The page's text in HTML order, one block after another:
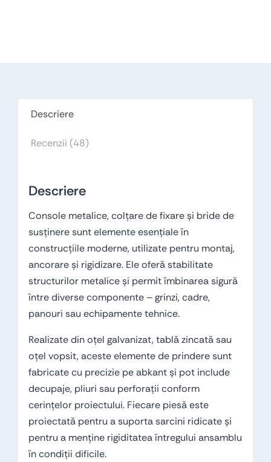
Descriere
Recenzii (48)
Descriere
Console metalice, colțare de fixare și bride de
susținere sunt elemente esențiale în
construcțiile moderne, utilizate pentru montaj,
ancorare și rigidizare. Ele oferă stabilitate
structurilor metalice și permit îmbinarea sigură
între diverse componente – grinzi, cadre,
panouri sau echipamente tehnice.
Realizate din oțel galvanizat, tablă zincată sau
oțel vopsit, aceste elemente de prindere sunt
fabricate cu precizie pe abkant și pot include
decupaje, pliuri sau perforații conform
cerințelor proiectului. Fiecare piesă este
proiectată pentru a suporta sarcini ridicate și
pentru a menține rigiditatea întregului ansamblu
în condiții dificile.